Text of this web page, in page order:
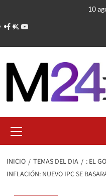
contenido
10
primario
INICIO TEMAS DEL DIA
: EL
INFLACIÓN: NUEVO IPC SE